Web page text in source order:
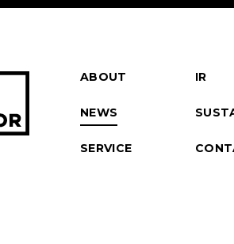
ABOUT
NEWS
SERVICE
IR